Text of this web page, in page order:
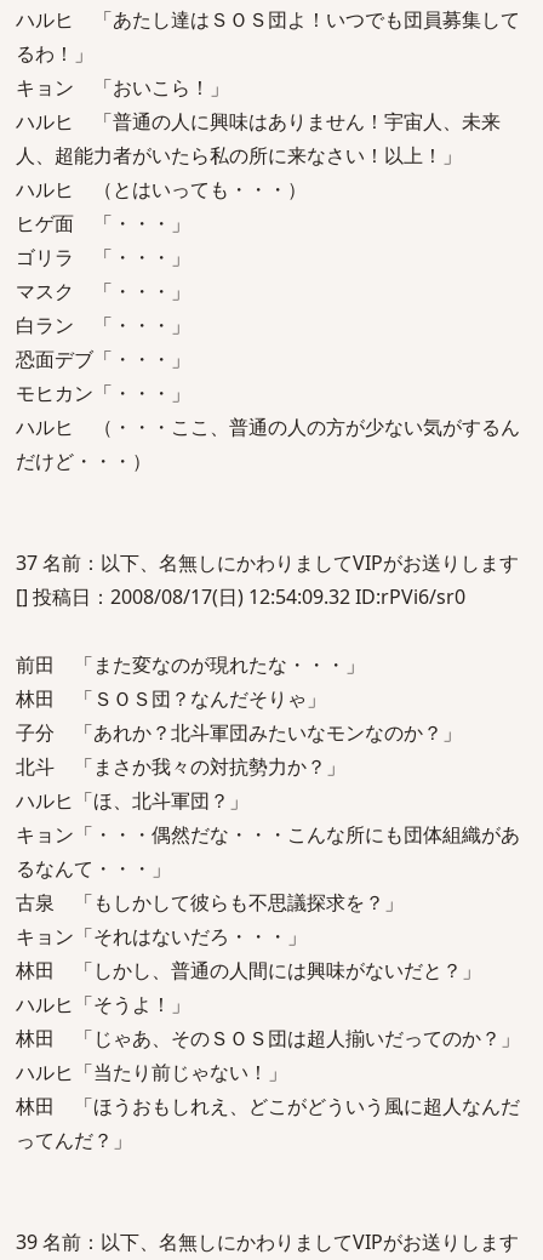
ハルヒ 「あたし達はＳＯＳ団よ！いつでも団員募集して
るわ！」
キョン 「おいこら！」
ハルヒ 「普通の人に興味はありません！宇宙人、未来
人、超能力者がいたら私の所に来なさい！以上！」
ハルヒ （とはいっても・・・）
ヒゲ面 「・・・」
ゴリラ 「・・・」
マスク 「・・・」
白ラン 「・・・」
恐面デブ「・・・」
モヒカン「・・・」
ハルヒ （・・・ここ、普通の人の方が少ない気がするん
だけど・・・）
37 名前：以下、名無しにかわりましてVIPがお送りします
[] 投稿日：2008/08/17(日) 12:54:09.32 ID:rPVi6/sr0
前田 「また変なのが現れたな・・・」
林田 「ＳＯＳ団？なんだそりゃ」
子分 「あれか？北斗軍団みたいなモンなのか？」
北斗 「まさか我々の対抗勢力か？」
ハルヒ「ほ、北斗軍団？」
キョン「・・・偶然だな・・・こんな所にも団体組織があ
るなんて・・・」
古泉 「もしかして彼らも不思議探求を？」
キョン「それはないだろ・・・」
林田 「しかし、普通の人間には興味がないだと？」
ハルヒ「そうよ！」
林田 「じゃあ、そのＳＯＳ団は超人揃いだってのか？」
ハルヒ「当たり前じゃない！」
林田 「ほうおもしれえ、どこがどういう風に超人なんだ
ってんだ？」
39 名前：以下、名無しにかわりましてVIPがお送りします